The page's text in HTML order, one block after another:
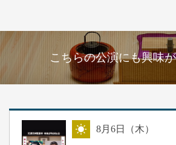
こちらの公演にも興味
8月6日（木）